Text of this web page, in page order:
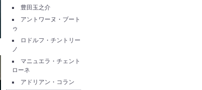
豊田玉之介
アントワーヌ・ブート
ゥ
ロドルフ・チントリー
ノ
マニュエラ・チェント
ローネ
アドリアン・コラン